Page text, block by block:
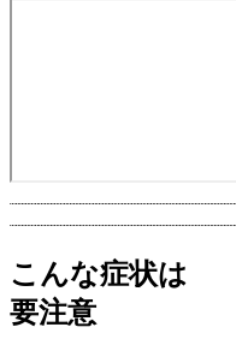
こんな症状は
要注意